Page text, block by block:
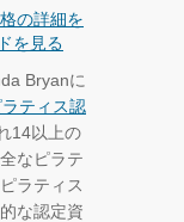
の詳細を
を見る
Bryanに
ティス認
14以上の
なピラテ
ラティス
な認定資